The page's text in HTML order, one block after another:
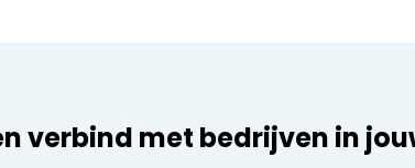
verbind met bedrijven in